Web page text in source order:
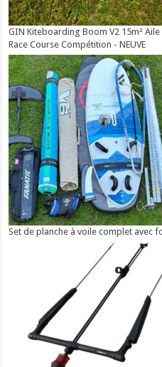
GIN Kiteboarding Boom V2 15m²
Race Course Compétition - NEUVE
Set de planche à voile complet avec